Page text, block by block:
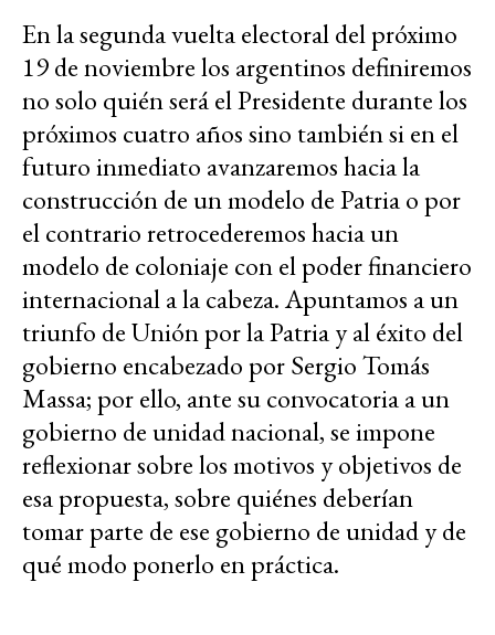
En la segunda vuelta electoral del próximo
19 de noviembre los argentinos definiremos
no solo quién será el Presidente durante los
próximos cuatro años sino también si en el
futuro inmediato avanzaremos hacia la
construcción de un modelo de Patria o por
el contrario retrocederemos hacia un
modelo de coloniaje con el poder financiero
internacional a la cabeza. Apuntamos a un
triunfo de Unión por la Patria y al éxito del
gobierno encabezado por Sergio Tomás
Massa; por ello, ante su convocatoria a un
gobierno de unidad nacional, se impone
reflexionar sobre los motivos y objetivos de
esa propuesta, sobre quiénes deberían
tomar parte de ese gobierno de unidad y de
qué modo ponerlo en práctica.